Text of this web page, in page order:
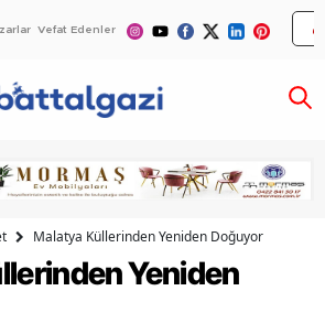
Vefat Edenler
Malatya Küllerinden Yeniden Doğuyor
Yeniden